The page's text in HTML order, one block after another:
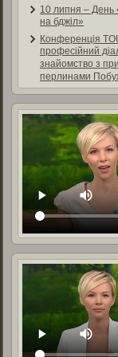
10 липня – День
на бджіл»
Конференція
професійний
знайомство з
перлинами